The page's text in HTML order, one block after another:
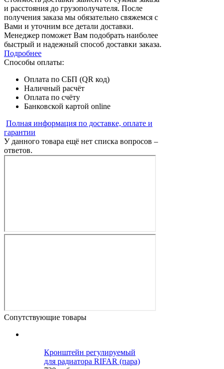
и расстояния до грузополучателя. После
получения заказа мы обязательно свяжемся с
Вами и уточним все детали доставки.
Менеджер поможет Вам подобрать наиболее
быстрый и надежный способ доставки заказа.
Подробнее
Способы оплаты:
Оплата по СБП (QR код)
Наличный расчёт
Оплата по счёту
Банковской картой online
Полная информация по доставке, оплате и
гарантии
У данного товара ещё нет списка вопросов –
ответов.
Сопутствующие товары
Кронштейн регулируемый
для радиатора RIFAR (пара)